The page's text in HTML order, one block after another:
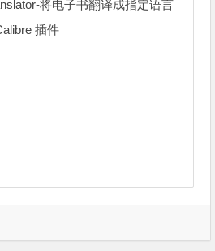
将电子书翻译成指定语言
插件